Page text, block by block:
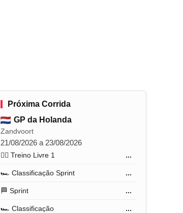
Próxima Corrida
GP da Holanda
Zandvoort
21/08/2026 a 23/08/2026
🏋️‍♂️ Treino Livre 1 ...
🏎️ Classificação Sprint ...
🏁 Sprint ...
🏎️ Classificação ...